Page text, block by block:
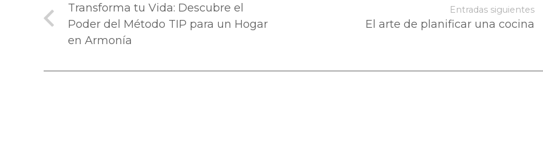
Transforma tu Vida: Descubre el
Poder del Método TIP para un Hogar
en Armonía
Entradas siguientes
El arte de planificar una cocina